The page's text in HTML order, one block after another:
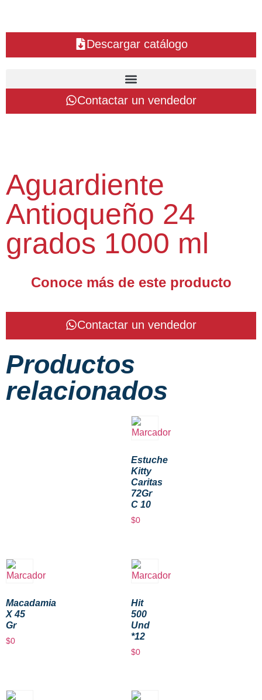
Descargar catálogo
Contactar un vendedor
Aguardiente
Antioqueño 24
grados 1000 ml
Conoce más de este producto
Contactar un vendedor
Productos
relacionados
Estuche
Kitty
Caritas
72Gr
C 10
$0
Macadamia
X 45
Gr
$0
Hit
500
Und
*12
$0